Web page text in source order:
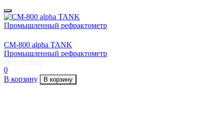
CM-800 alpha TANK
Промышленный рефрактометр
0
В корзину
В корзину